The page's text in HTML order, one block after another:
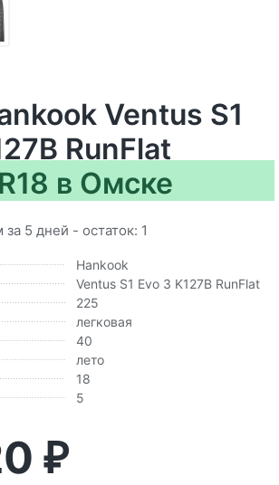
Ventus S1
RunFlat
в Омске
5 дней - остаток: 1
Hankook
Ventus S1 Evo 3 K127B RunFlat
225
легковая
40
лето
18
5
₽